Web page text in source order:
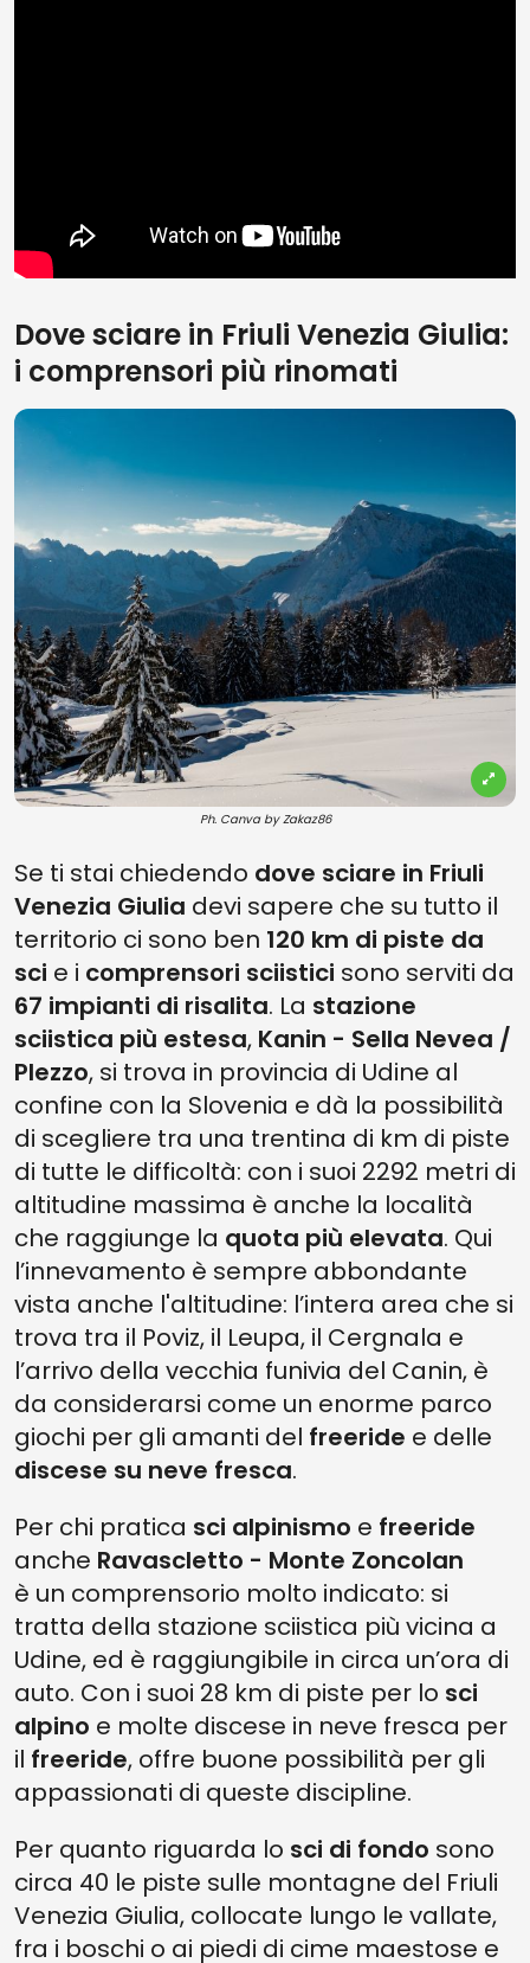
Dove sciare in Friuli Venezia Giulia:
i comprensori più rinomati
Ph. Canva by Zakaz86
Se ti stai chiedendo dove sciare in Friuli
Venezia Giulia devi sapere che su tutto il
territorio ci sono ben 120 km di piste da
sci e i comprensori sciistici sono serviti da
67 impianti di risalita. La stazione
sciistica più estesa, Kanin - Sella Nevea /
Plezzo, si trova in provincia di Udine al
confine con la Slovenia e dà la possibilità
di scegliere tra una trentina di km di piste
di tutte le difficoltà: con i suoi 2292 metri di
altitudine massima è anche la località
che raggiunge la quota più elevata. Qui
l’innevamento è sempre abbondante
vista anche l'altitudine: l’intera area che si
trova tra il Poviz, il Leupa, il Cergnala e
l’arrivo della vecchia funivia del Canin, è
da considerarsi come un enorme parco
giochi per gli amanti del freeride e delle
discese su neve fresca.
Per chi pratica sci alpinismo e freeride
anche Ravascletto - Monte Zoncolan
è un comprensorio molto indicato: si
tratta della stazione sciistica più vicina a
Udine, ed è raggiungibile in circa un’ora di
auto. Con i suoi 28 km di piste per lo sci
alpino e molte discese in neve fresca per
il freeride, offre buone possibilità per gli
appassionati di queste discipline.
Per quanto riguarda lo sci di fondo sono
circa 40 le piste sulle montagne del Friuli
Venezia Giulia, collocate lungo le vallate,
fra i boschi o ai piedi di cime maestose e